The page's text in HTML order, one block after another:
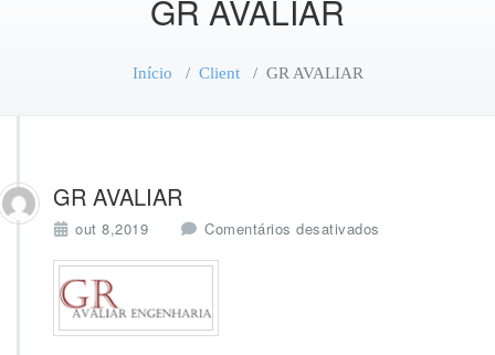
GR AVALIAR
Início / Client/ GR AVALIAR
GR AVALIAR
out 8,2019 Comentários desativados